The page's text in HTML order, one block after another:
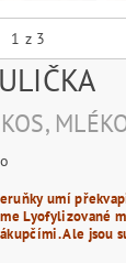
1 z 3
umí
Lyofylizované
Ale jsou